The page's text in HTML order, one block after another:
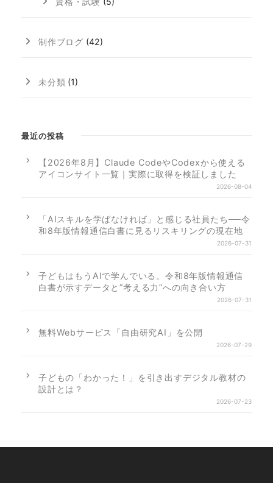
制作ブログ (42)
未分類 (1)
最近の投稿
【2026年8月】Claude CodeやCodexから使える
アイコンサイト一覧｜実際に取得を検証しました
2026-08-04
「AIスキルを学ばなければ」と感じる社員たち──令
和8年版情報通信白書に見るリスキリングの現在地
2026-07-31
子どもはもうAIで学んでいる。令和8年版情報通信
白書が示すデータと”考える力”への向き合い方
2026-07-31
無料Webサービス「自由研究AI」を公開
2026-07-29
子どもの「わかった！」を引き出すデジタル教材の
設計とは？
2026-07-23